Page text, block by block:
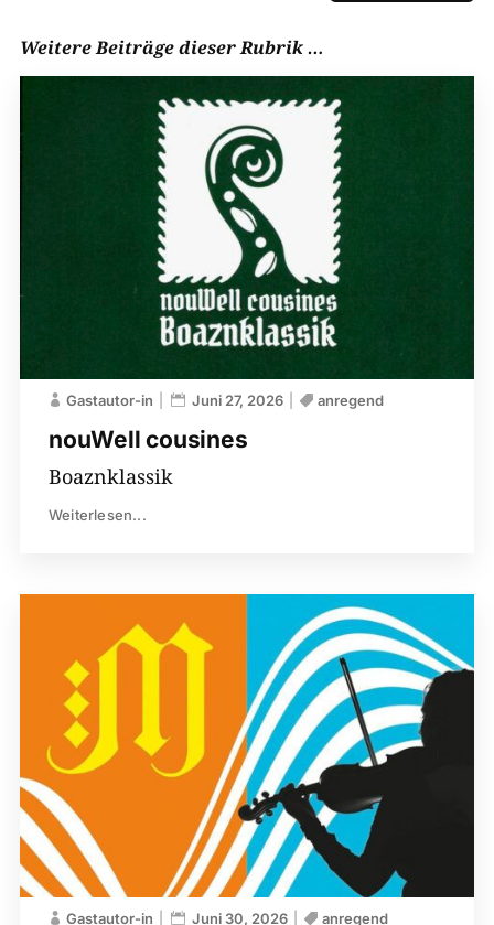
Weitere Beiträge dieser Rubrik …
nouWell cousines
Gastautor-in Juni 27, 2026 anregend
Boaznklassik
Weiterlesen...
Gastautor-in Juni 30, 2026 anregend